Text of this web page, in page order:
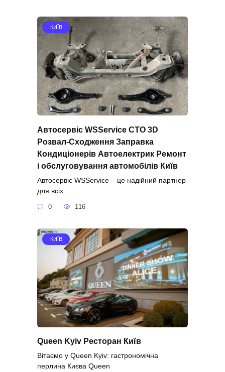
КИЇВ
Автосервіс WSService СТО 3D
Розвал-Сходження Заправка
Кондиціонерів Автоелектрик Ремонт
і обслуговування автомобілів Київ
Автосервіс WSService – це надійний партнер
для всіх
0 116
КИЇВ
Queen Kyiv Ресторан Київ
Вітаємо у Queen Kyiv: гастрономічна
перлина Києва Queen